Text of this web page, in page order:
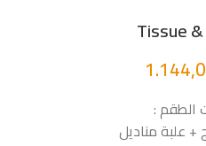
Tissue
الطقم :
علبة مناديل